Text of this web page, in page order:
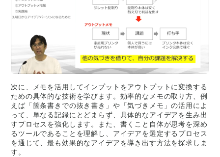
次に、メモを活用してインプットをアウトプットに変換する
ための具体的な技術を学びます。効率的なメモの取り方、例
えば「箇条書きでの抜き書き」や「気づきメモ」の活用によ
って、単なる記録にとどまらず、具体的なアイデアを生み出
すプロセスを強化します。また、書くこと自体が思考を深め
るツールであることを理解し、アイデアを選定するプロセス
を通じて、最も効果的なアイデアを導き出す方法を探求しま
す。